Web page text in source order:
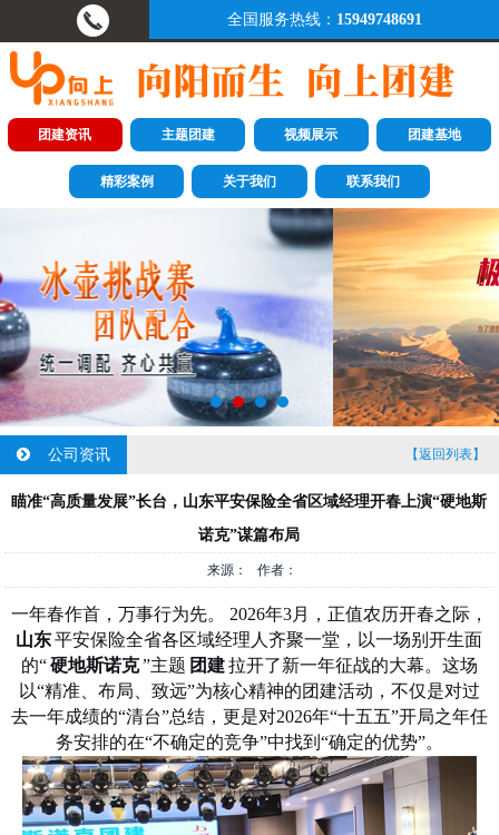
全国服务热线： 15949748691
团建资讯 主题团建 视频展示 团建基地
精彩案例 关于我们 联系我们
公司资讯 【返回列表】
瞄准“高质量发展”长台，山东平安保险全省区域经理开春上演“硬地斯
诺克”谋篇布局
来源： 作者：
一年春作首，万事行为先。 2026年3月，正值农历开春之际，
山东 平安保险全省各区域经理人齐聚一堂，以一场别开生面
的“硬地斯诺克”主题 团建拉开了新一年征战的大幕。这场
以“精准、布局、致远”为核心精神的团建活动，不仅是对过
去一年成绩的“清台”总结，更是对2026年“十五五”开局之年任
务安排的在“不确定的竞争”中找到“确定的优势”。